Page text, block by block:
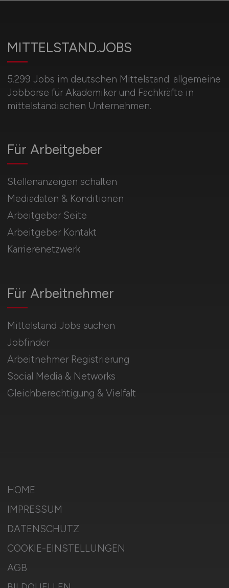
MITTELSTAND.JOBS
5.299 Jobs im deutschen Mittelstand: allgemeine
Jobbörse für Akademiker und Fachkräfte in
mittelständischen Unternehmen.
Für Arbeitnehmer
Mittelstand Jobs suchen
Jobfinder
Arbeitnehmer Registrierung
Social Media & Networks
Gleichberechtigung & Vielfalt
Für Arbeitgeber
Stellenanzeigen schalten
Mediadaten & Konditionen
Arbeitgeber Seite
Arbeitgeber Kontakt
Karrierenetzwerk
HOME
IMPRESSUM
DATENSCHUTZ
COOKIE-EINSTELLUNGEN
AGB